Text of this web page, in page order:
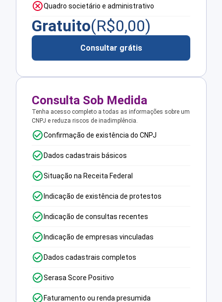
Quadro societário e administrativo
Gratuito(R$0,00)
Consultar grátis
Consulta Sob Medida
Tenha acesso completo a todas as informações sobre um
CNPJ e reduza riscos de inadimplência.
Confirmação de existência do CNPJ
Dados cadastrais básicos
Situação na Receita Federal
Indicação de existência de protestos
Indicação de consultas recentes
Indicação de empresas vinculadas
Dados cadastrais completos
Serasa Score Positivo
Faturamento ou renda presumida